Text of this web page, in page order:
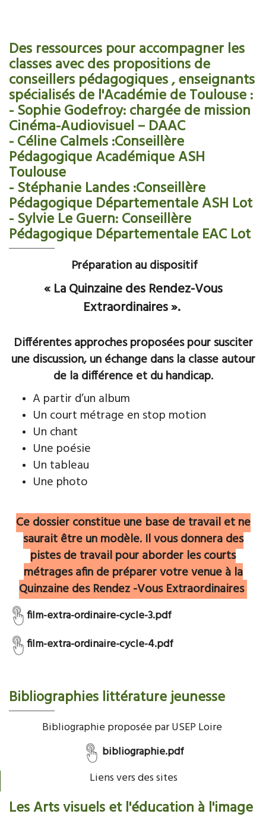
Des ressources pour accompagner les
classes avec des propositions de
conseillers pédagogiques , enseignants
spécialisés de l'Académie de Toulouse :
- Sophie Godefroy: chargée de mission
Cinéma-Audiovisuel – DAAC
- Céline Calmels :Conseillère
Pédagogique Académique ASH
Toulouse
- Stéphanie Landes :Conseillère
Pédagogique Départementale ASH Lot
- Sylvie Le Guern: Conseillère
Pédagogique Départementale EAC Lot
Préparation au dispositif
«La Quinzaine des Rendez-Vous
Extraordinaires».
Différentes approches proposées pour susciter
une discussion, un échange dans laclasse autour
de la différence et du handicap.
A partir d’un album
Un court métrage en stop motion
Un chant
Une poésie
Un tableau
Une photo
Ce dossier constitue une base de travail et ne
saurait être unmodèle. Il vous donnera des
pistes de travail pour aborder lescourts
métrages afin de préparer votre venue à la
Quinzaine des Rendez -Vous Extraordinaires
film-extra-ordinaire-cycle-3.pdf
film-extra-ordinaire-cycle-4.pdf
Bibliographies littérature jeunesse
Bibliographie proposée par USEP Loire
bibliographie.pdf
Liens vers des sites
Les Arts visuels et l'éducation à l'image